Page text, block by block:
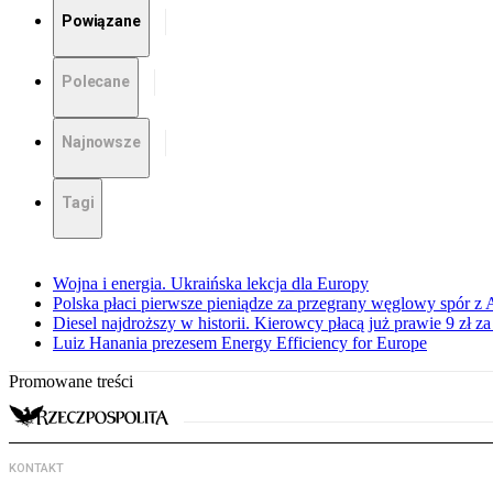
Powiązane
Polecane
Najnowsze
Tagi
Wojna i energia. Ukraińska lekcja dla Europy
Polska płaci pierwsze pieniądze za przegrany węglowy spór z
Diesel najdroższy w historii. Kierowcy płacą już prawie 9 zł
Luiz Hanania prezesem Energy Efficiency for Europe
Promowane treści
KONTAKT